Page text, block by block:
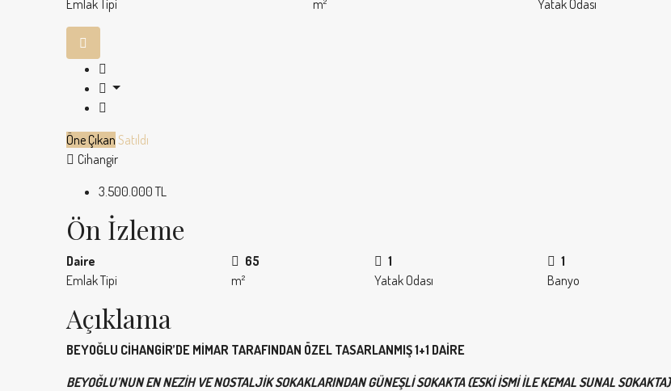
Emlak Tipi m² Yatak Odası
Öne Çıkan Satıldı
Cihangir
3.500.000 TL
Ön İzleme
Daire
Emlak Tipi
65
m²
1
Yatak Odası
1
Banyo
Açıklama
BEYOĞLU CİHANGİR’DE MİMAR TARAFINDAN ÖZEL TASARLANMIŞ 1+1 DAİRE
BEYOĞLU’NUN EN NEZİH VE NOSTALJİK SOKAKLARINDAN GÜNEŞLİ SOKAKTA (ESKİ İSMİ İLE KEMAL SUNAL SOKAKTA)